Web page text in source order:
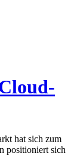
hat sich zum
positioniert sich